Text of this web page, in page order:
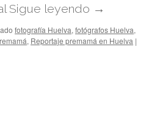
Sigue leyendo →
fotografía Huelva, fotógrafos Huelva,
, Reportaje premamá en Huelva |